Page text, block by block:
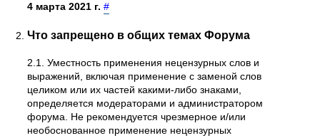
4 марта 2021 г. #
Что запрещено в общих темах Форума
2.1. Уместность применения нецензурных слов и
выражений, включая применение с заменой слов
целиком или их частей какими-либо знаками,
определяется модераторами и администратором
форума. Не рекомендуется чрезмерное и/или
необоснованное применение нецензурных